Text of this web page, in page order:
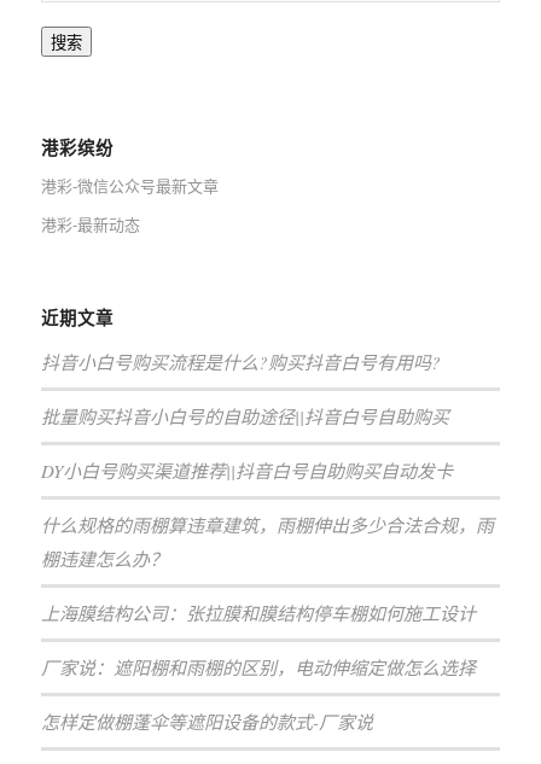
搜索
港彩缤纷
港彩-微信公众号最新文章
港彩-最新动态
近期文章
抖音小白号购买流程是什么?购买抖音白号有用吗?
批量购买抖音小白号的自助途径||抖音白号自助购买
DY小白号购买渠道推荐||抖音白号自助购买自动发卡
什么规格的雨棚算违章建筑，雨棚伸出多少合法合规，雨
棚违建怎么办？
上海膜结构公司：张拉膜和膜结构停车棚如何施工设计
厂家说：遮阳棚和雨棚的区别，电动伸缩定做怎么选择
怎样定做棚蓬伞等遮阳设备的款式-厂家说